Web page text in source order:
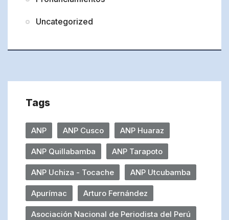
Uncategorized
Tags
ANP ANP Cusco ANP Huaraz
ANP Quillabamba ANP Tarapoto
ANP Uchiza - Tocache ANP Utcubamba
Apurímac Arturo Fernández
Asociación Nacional de Periodista del Perú